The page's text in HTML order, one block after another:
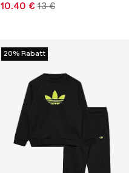
10.40 € 13 €
20% Rabatt